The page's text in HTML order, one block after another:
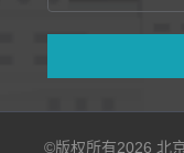
©版权所有2026 北